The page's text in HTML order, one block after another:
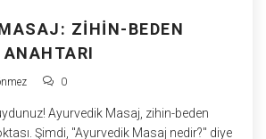
ZIHIN-BEDEN
0
Ayurvedik Masaj, zihin-beden
Şimdi, "Ayurvedik Masaj nedir?" diye